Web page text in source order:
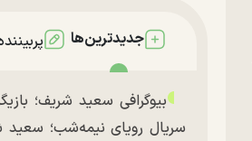
جدیدترین‌ها
بیوگرافی سعید شریف؛
سریال رویای نیمه‌شب؛